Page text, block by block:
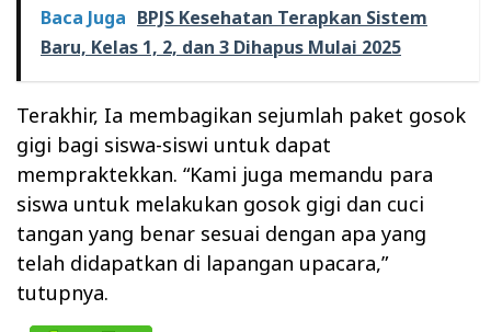
Baca Juga BPJS Kesehatan Terapkan Sistem
Baru, Kelas 1, 2, dan 3 Dihapus Mulai 2025
Terakhir, Ia membagikan sejumlah paket gosok
gigi bagi siswa-siswi untuk dapat
mempraktekkan. “Kami juga memandu para
siswa untuk melakukan gosok gigi dan cuci
tangan yang benar sesuai dengan apa yang
telah didapatkan di lapangan upacara,”
tutupnya.